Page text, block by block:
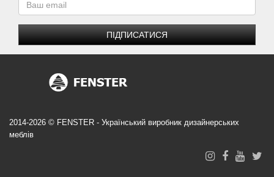
ПІДПИСАТИСЯ
2014-2026 © FENSTER - Український виробник дизайнерських
меблів